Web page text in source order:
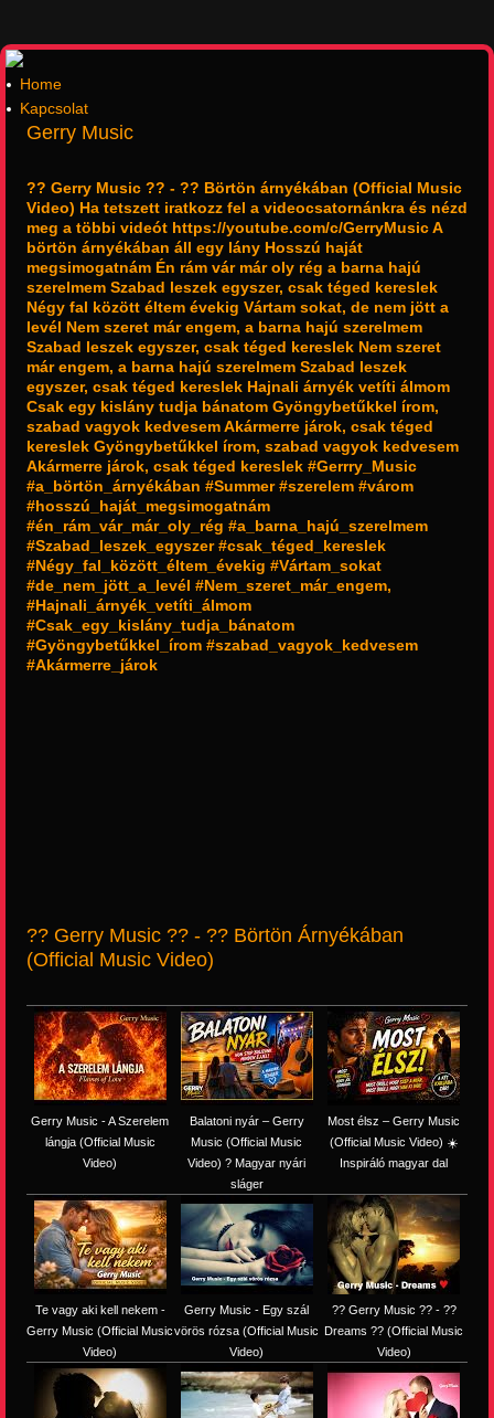
Home
Kapcsolat
Gerry Music
?? Gerry Music ?? - ?? Börtön árnyékában (Official Music
Video) Ha tetszett iratkozz fel a videocsatornánkra és nézd
meg a többi videót https://youtube.com/c/GerryMusic A
börtön árnyékában áll egy lány Hosszú haját
megsimogatnám Én rám vár már oly rég a barna hajú
szerelmem Szabad leszek egyszer, csak téged kereslek
Négy fal között éltem évekig Vártam sokat, de nem jött a
levél Nem szeret már engem, a barna hajú szerelmem
Szabad leszek egyszer, csak téged kereslek Nem szeret
már engem, a barna hajú szerelmem Szabad leszek
egyszer, csak téged kereslek Hajnali árnyék vetíti álmom
Csak egy kislány tudja bánatom Gyöngybetűkkel írom,
szabad vagyok kedvesem Akármerre járok, csak téged
kereslek Gyöngybetűkkel írom, szabad vagyok kedvesem
Akármerre járok, csak téged kereslek #Gerrry_Music
#a_börtön_árnyékában #Summer #szerelem #várom
#hosszú_haját_megsimogatnám
#én_rám_vár_már_oly_rég #a_barna_hajú_szerelmem
#Szabad_leszek_egyszer #csak_téged_kereslek
#Négy_fal_között_éltem_évekig #Vártam_sokat
#de_nem_jött_a_levél #Nem_szeret_már_engem,
#Hajnali_árnyék_vetíti_álmom
#Csak_egy_kislány_tudja_bánatom
#Gyöngybetűkkel_írom #szabad_vagyok_kedvesem
#Akármerre_járok
?? Gerry Music ?? - ?? Börtön Árnyékában
(Official Music Video)
Gerry Music - A Szerelem
lángja (Official Music
Video)
Balatoni nyár – Gerry
Music (Official Music
Video) ? Magyar nyári
sláger
Most élsz – Gerry Music
(Official Music Video) ☀️
Inspiráló magyar dal
Te vagy aki kell nekem -
Gerry Music (Official Music
Video)
Gerry Music - Egy szál
vörös rózsa (Official Music
Video)
?? Gerry Music ?? - ??
Dreams ?? (Official Music
Video)